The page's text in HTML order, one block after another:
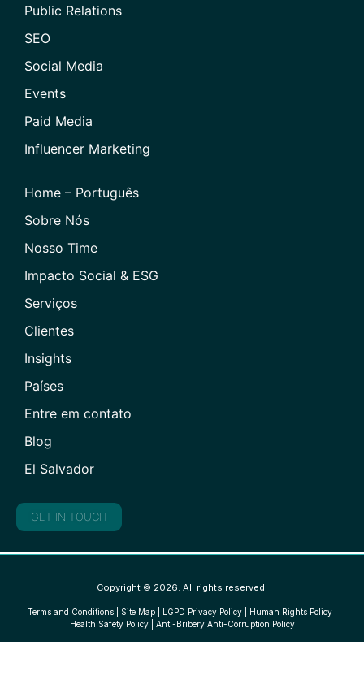
Public Relations
SEO
Social Media
Events
Paid Media
Influencer Marketing
Home – Português
Sobre Nós
Nosso Time
Impacto Social & ESG
Serviços
Clientes
Insights
Países
Entre em contato
Blog
El Salvador
GET IN TOUCH
Copyright © 2026. All rights reserved.
Terms and Conditions| Site Map| LGPD Privacy Policy| Human Rights Policy|
Health Safety Policy| Anti-Bribery Anti-Corruption Policy